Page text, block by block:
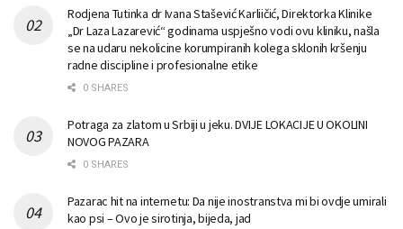
Rodjena Tutinka dr Ivana Stašević Karliičić, Direktorka Klinike
„Dr Laza Lazarević“ godinama uspješno vodi ovu kliniku, našla
se na udaru nekolicine korumpiranih kolega sklonih kršenju
radne discipline i profesionalne etike
0 SHARES
Potraga za zlatom u Srbiji u jeku. DVIJE LOKACIJE U OKOLINI
NOVOG PAZARA
0 SHARES
Pazarac hit na internetu: Da nije inostranstva mi bi ovdje umirali
kao psi – Ovo je sirotinja, bijeda, jad